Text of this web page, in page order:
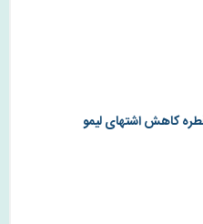
کاهش اشتهای لیمو